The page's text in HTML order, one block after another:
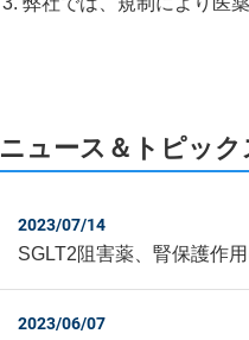
ニュース＆トピック
2023/07/14
SGLT2阻害薬、腎保護作
2023/06/07